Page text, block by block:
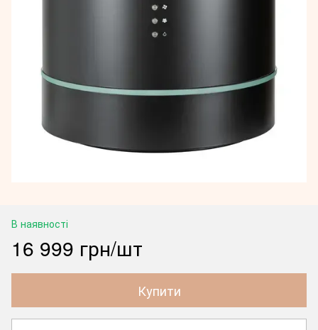
В наявності
16 999 грн/шт
Купити